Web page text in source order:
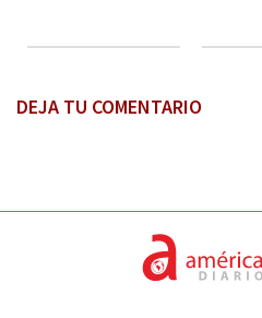
DEJA TU COMENTARIO